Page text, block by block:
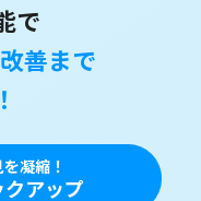
で
善まで
凝縮！
アップ